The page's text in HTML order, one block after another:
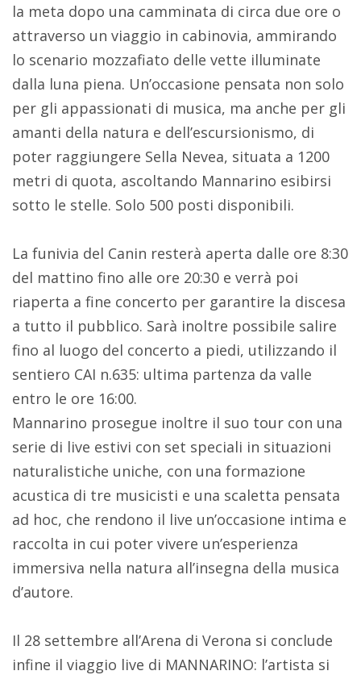
la meta dopo una camminata di circa due ore o
attraverso un viaggio in cabinovia, ammirando
lo scenario mozzafiato delle vette illuminate
dalla luna piena. Un’occasione pensata non solo
per gli appassionati di musica, ma anche per gli
amanti della natura e dell’escursionismo, di
poter raggiungere Sella Nevea, situata a 1200
metri di quota, ascoltando Mannarino esibirsi
sotto le stelle. Solo 500 posti disponibili.
La funivia del Canin resterà aperta dalle ore 8:30
del mattino fino alle ore 20:30 e verrà poi
riaperta a fine concerto per garantire la discesa
a tutto il pubblico. Sarà inoltre possibile salire
fino al luogo del concerto a piedi, utilizzando il
sentiero CAI n.635: ultima partenza da valle
entro le ore 16:00.
Mannarino prosegue inoltre il suo tour con una
serie di live estivi con set speciali in situazioni
naturalistiche uniche, con una formazione
acustica di tre musicisti e una scaletta pensata
ad hoc, che rendono il live un’occasione intima e
raccolta in cui poter vivere un’esperienza
immersiva nella natura all’insegna della musica
d’autore.
Il 28 settembre all’Arena di Verona si conclude
infine il viaggio live di MANNARINO: l’artista si